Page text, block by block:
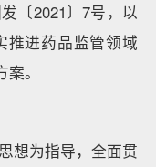
〔2021〕7号，以
推进药品监管领域
。
想为指导，全面贯